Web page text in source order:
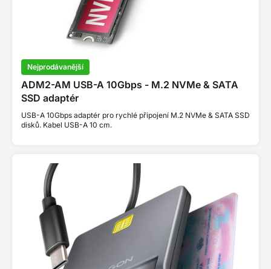
Nejprodávanější
ADM2-AM USB-A 10Gbps - M.2 NVMe & SATA
SSD adaptér
USB-A 10Gbps adaptér pro rychlé připojení M.2 NVMe & SATA SSD
disků. Kabel USB-A 10 cm.